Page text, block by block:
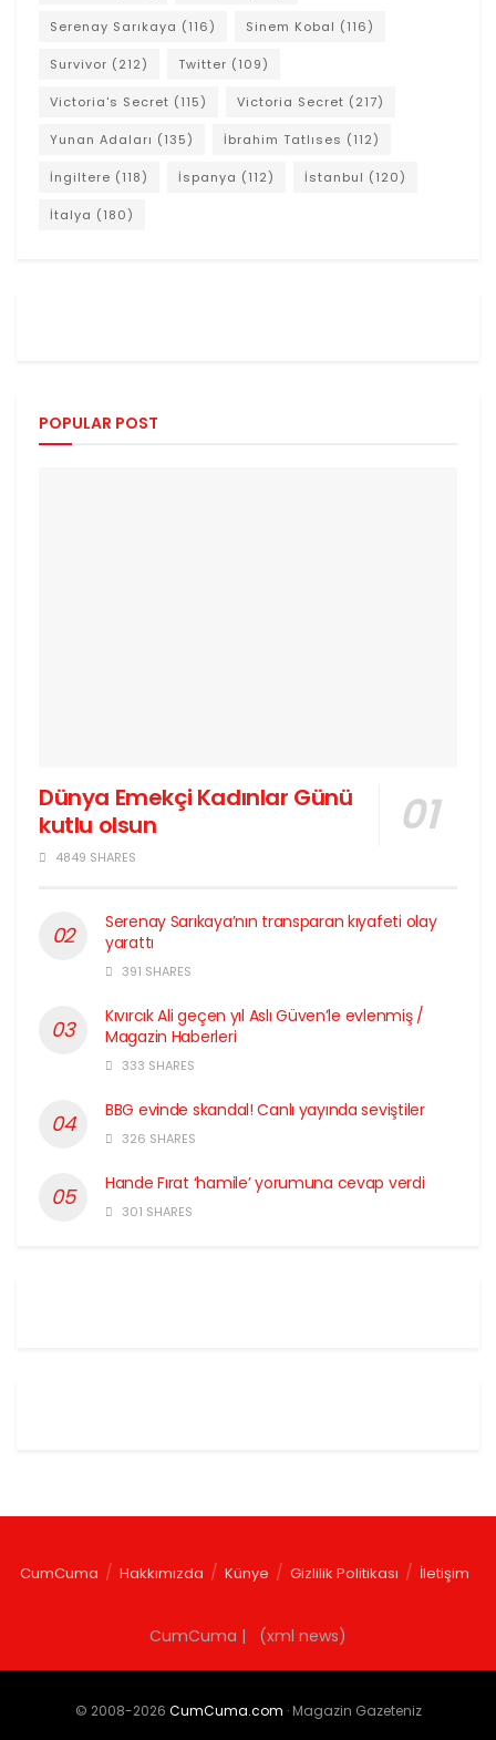
Serenay Sarıkaya (116) Sinem Kobal (116)
Survivor (212) Twitter (109)
Victoria's Secret (115) Victoria Secret (217)
Yunan Adaları (135) İbrahim Tatlıses (112)
İngiltere (118) İspanya (112) İstanbul (120)
İtalya (180)
POPULAR POST
Dünya Emekçi Kadınlar Günü
kutlu olsun
4849 SHARES
Serenay Sarıkaya’nın transparan kıyafeti olay
yarattı
391 SHARES
Kıvırcık Ali geçen yıl Aslı Güven’le evlenmiş /
Magazin Haberleri
333 SHARES
BBG evinde skandal! Canlı yayında seviştiler
326 SHARES
Hande Fırat ‘hamile’ yorumuna cevap verdi
301 SHARES
CumCuma Hakkımızda Künye Gizlilik Politikası İletişim
CumCuma | (xml news)
© 2008-2026 CumCuma.com · Magazin Gazeteniz